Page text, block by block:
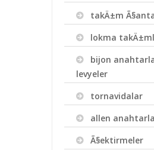
takÄ±m
lokma
bijon
levyeler
tornavidalar
allen
Ã§ektirmeler